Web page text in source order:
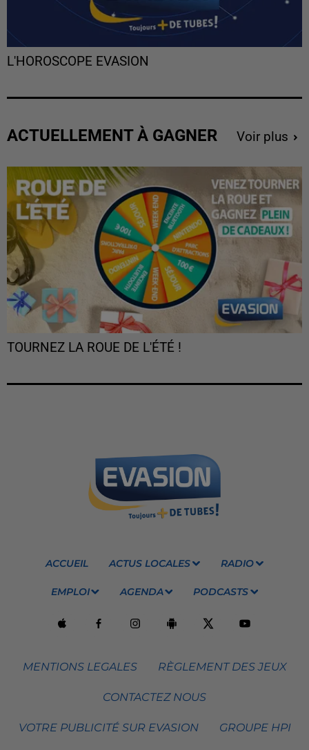
L'HOROSCOPE EVASION
ACTUELLEMENT À GAGNER Voir plus
TOURNEZ LA ROUE DE L'ÉTÉ !
ACCUEIL ACTUS LOCALES RADIO
EMPLOI AGENDA PODCASTS
MENTIONS LEGALES RÈGLEMENT DES JEUX
CONTACTEZ NOUS
VOTRE PUBLICITÉ SUR EVASION GROUPE HPI